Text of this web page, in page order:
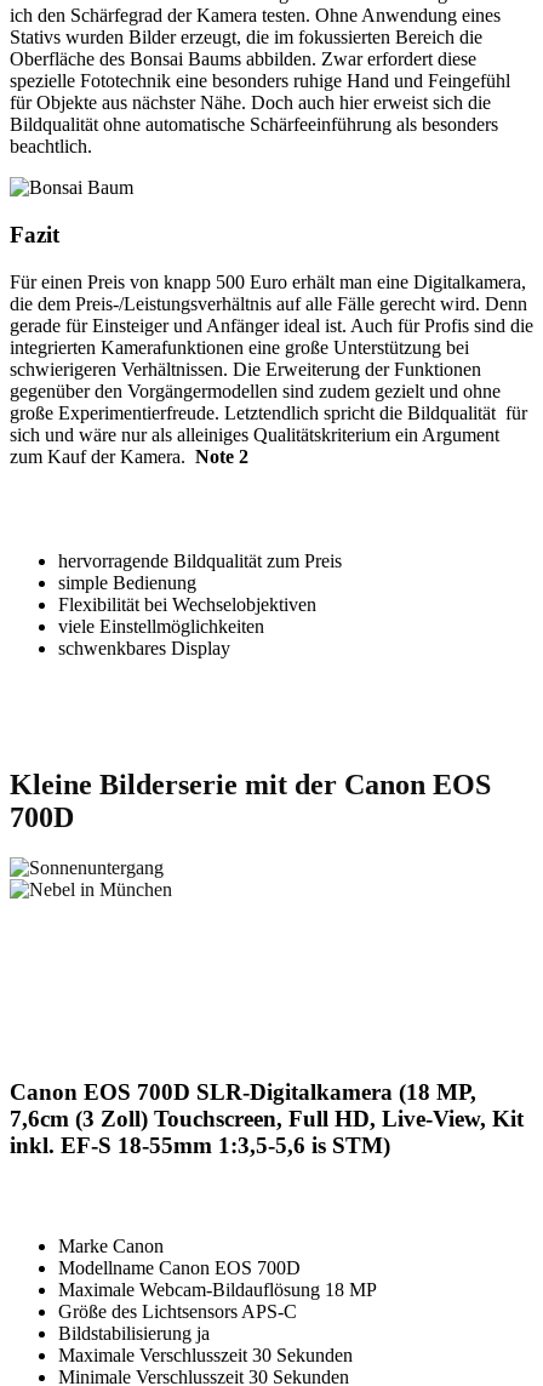
ich den Schärfegrad der Kamera testen. Ohne Anwendung eines
Stativs wurden Bilder erzeugt, die im fokussierten Bereich die
Oberfläche des Bonsai Baums abbilden. Zwar erfordert diese
spezielle Fototechnik eine besonders ruhige Hand und Feingefühl
für Objekte aus nächster Nähe. Doch auch hier erweist sich die
Bildqualität ohne automatische Schärfeeinführung als besonders
beachtlich.
Fazit
Für einen Preis von knapp 500 Euro erhält man eine Digitalkamera,
die dem Preis-/Leistungsverhältnis auf alle Fälle gerecht wird. Denn
gerade für Einsteiger und Anfänger ideal ist. Auch für Profis sind die
integrierten Kamerafunktionen eine große Unterstützung bei
schwierigeren Verhältnissen. Die Erweiterung der Funktionen
gegenüber den Vorgängermodellen sind zudem gezielt und ohne
große Experimentierfreude. Letztendlich spricht die Bildqualität für
sich und wäre nur als alleiniges Qualitätskriterium ein Argument
zum Kauf der Kamera. Note 2
hervorragende Bildqualität zum Preis
simple Bedienung
Flexibilität bei Wechselobjektiven
viele Einstellmöglichkeiten
schwenkbares Display
Kleine Bilderserie mit der Canon EOS
700D
Canon EOS 700D SLR-Digitalkamera (18 MP,
7,6cm (3 Zoll) Touchscreen, Full HD, Live-View, Kit
inkl. EF-S 18-55mm 1:3,5-5,6 is STM)
Marke Canon
Modellname Canon EOS 700D
Maximale Webcam-Bildauflösung 18 MP
Größe des Lichtsensors APS-C
Bildstabilisierung ja
Maximale Verschlusszeit 30 Sekunden
Minimale Verschlusszeit 30 Sekunden